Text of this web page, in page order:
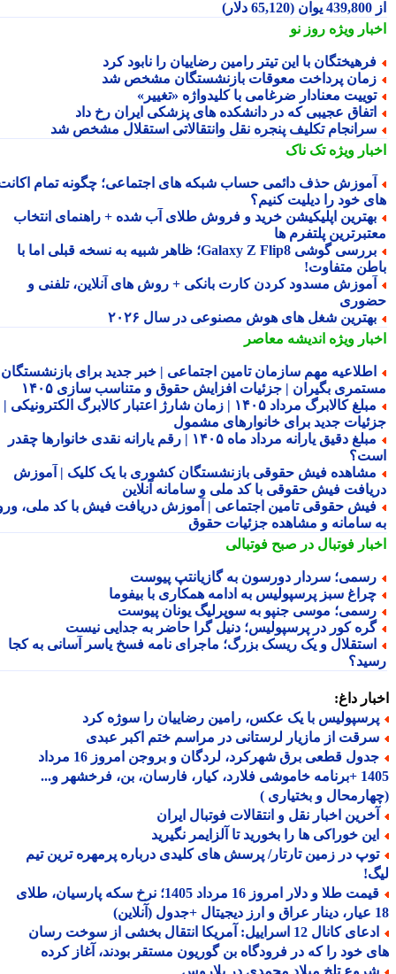
ویژهروز نو
با این تیتر رامین رضاییان را نابود کرد
پرداخت معوقات بازنشستگان مشخص شد
معنادار ضرغامی با کلیدواژه «تغییر»
عجیبی که در دانشکده های پزشکی ایران رخ داد
تکلیف پنجره نقل وانتقالاتی استقلال مشخص شد
ویژهتک ناک
حذف دائمی حساب شبکه های اجتماعی؛ چگونه تمام اکانت
خود را دیلیت کنیم؟
اپلیکیشن خرید و فروش طلای آب شده + راهنمای انتخاب
پلتفرم ها
بررسی گوشی Galaxy Z Flip8؛ ظاهر شبیه به نسخه قبلی اما با
متفاوت!
مسدود کردن کارت بانکی + روش های آنلاین، تلفنی و
شغل های هوش مصنوعی در سال ۲۰۲۶
ویژهاندیشه معاصر
مهم سازمان تامین اجتماعی | خبر جدید برای بازنشستگان و
بگیران | جزئیات افزایش حقوق و متناسب سازی ۱۴۰۵
مبلغ کالابرگ مرداد ۱۴۰۵ | زمان شارژ اعتبار کالابرگ الکترونیکی |
جدید برای خانوارهای مشمول
مبلغ دقیق یارانه مرداد ماه ۱۴۰۵ | رقم یارانه نقدی خانوارها چقدر
فیش حقوقی بازنشستگان کشوری با یک کلیک | آموزش
فیش حقوقی با کد ملی و سامانه آنلاین
حقوقی تامین اجتماعی | آموزش دریافت فیش با کد ملی، ورود
سامانه و مشاهده جزئیات حقوق
فوتبال در صبح فوتبالی
سردار دورسون به گازیانتپ پیوست
سبز پرسپولیس به ادامه همکاری با بیفوما
موسی جنپو به سوپرلیگ یونان پیوست
کور در پرسپولیس؛ دنیل گرا حاضر به جدایی نیست
و یک ریسک بزرگ؛ ماجرای نامه فسخ یاسر آسانی به کجا
داغ:
با یک عکس، رامین رضاییان را سوژه کرد
از مازیار لرستانی در مراسم ختم اکبر عبدی
جدول قطعی برق شهرکرد، لردگان و بروجن امروز 16 مرداد
1405 +برنامه خاموشی فلارد، کیار، فارسان، بن، فرخشهر و...
و بختیاری )
اخبار نقل و انتقالات فوتبال ایران
خوراکی ها را بخورید تا آلزایمر نگیرید
در زمین تارتار/ پرسش های کلیدی درباره پرمهره ترین تیم
قیمت طلا و دلار امروز 16 مرداد 1405؛ نرخ سکه پارسیان، طلای
ادعای کانال 12 اسراییل: آمریکا انتقال بخشی از سوخت رسان
خود را که در فرودگاه بن گوریون مستقر بودند، آغاز کرده